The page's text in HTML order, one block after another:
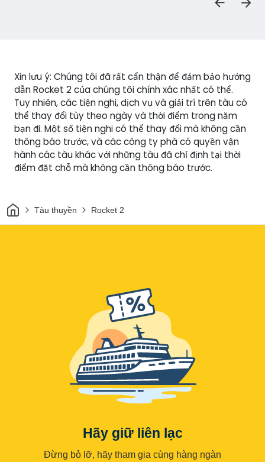
Xin lưu ý: Chúng tôi đã rất cẩn thận để đảm bảo hướng
dẫn Rocket 2 của chúng tôi chính xác nhất có thể.
Tuy nhiên, các tiện nghi, dịch vụ và giải trí trên tàu có
thể thay đổi tùy theo ngày và thời điểm trong năm
bạn đi. Một số tiện nghi có thể thay đổi mà không cần
thông báo trước, và các công ty phà có quyền vận
hành các tàu khác với những tàu đã chỉ định tại thời
điểm đặt chỗ mà không cần thông báo trước.
Trang chủ
Tàu thuyền Rocket 2
Hãy giữ liên lạc
Đừng bỏ lỡ, hãy tham gia cùng hàng ngàn